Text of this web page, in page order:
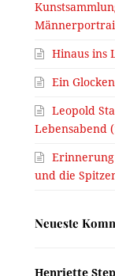
Hinaus ins
Ein
Leopold
Lebensabend
und die
Neueste
Henriette